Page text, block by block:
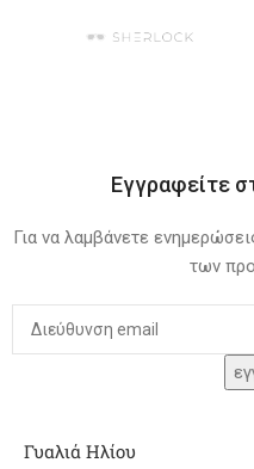
Εγγραφείτε
Για να λαμβάνετε
των
Γυαλιά Ηλίου